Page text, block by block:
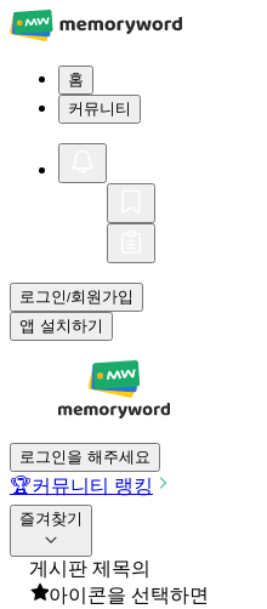
홈
커뮤니티
로그인/회원가입
앱 설치하기
로그인을 해주세요
🏆커뮤니티 랭킹
즐겨찾기
게시판 제목의
아이콘을 선택하면